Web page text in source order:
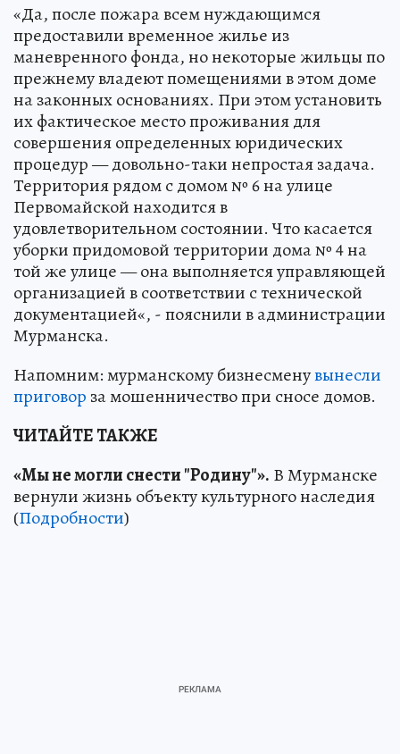
«Да, после пожара всем нуждающимся
предоставили временное жилье из
маневренного фонда, но некоторые жильцы по
прежнему владеют помещениями в этом доме
на законных основаниях. При этом установить
их фактическое место проживания для
совершения определенных юридических
процедур — довольно-таки непростая задача.
Территория рядом с домом № 6 на улице
Первомайской находится в
удовлетворительном состоянии. Что касается
уборки придомовой территории дома № 4 на
той же улице — она выполняется управляющей
организацией в соответствии с технической
документацией«, - пояснили в администрации
Мурманска.
Напомним: мурманскому бизнесменувынесли
приговор за мошенничество при сносе домов.
ЧИТАЙТЕ ТАКЖЕ
«Мы не могли снести "Родину"». В Мурманске
вернули жизнь объекту культурного наследия
(Подробности)